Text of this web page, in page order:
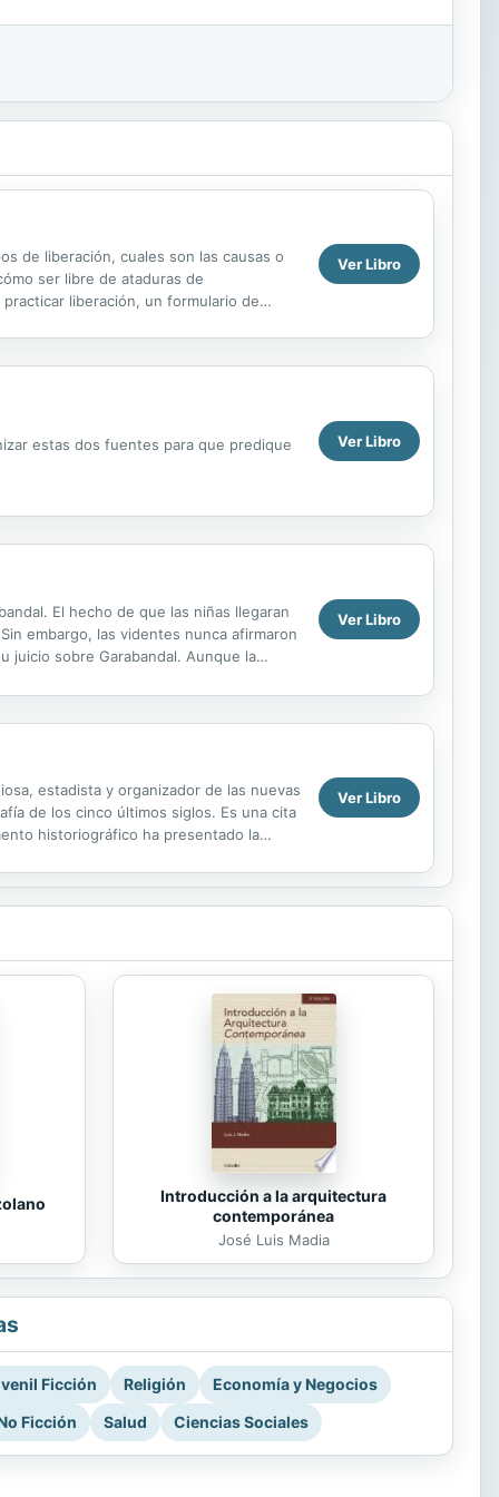
de liberación, cuales son las causas o
ser libre de ataduras de
liberación, un formulario de
Ver Libro
estas dos fuentes para que predique Ver Libro
El hecho de que las niñas llegaran
embargo, las videntes nunca afirmaron
juicio sobre Garabandal. Aunque la
Ver Libro
estadista y organizador de las nuevas
de los cinco últimos siglos. Es una cita
historiográfico ha presentado la
Ver Libro
Introducción a la arquitectura
contemporánea
José Luis Madia
Ficción Religión
Economía y Negocios
Ficción
Salud Ciencias Sociales